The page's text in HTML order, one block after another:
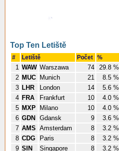
Top Ten Letiště
# Letiště Počet %
1 WAW Warszawa 74
29.8 %
2 MUC Munich 21
8.5 %
3 LHR London 14
5.6 %
4 FRA Frankfurt 10
4.0 %
5 MXP Milano 10
4.0 %
6 GDN Gdansk 9
3.6 %
7 AMS Amsterdam 8
3.2 %
8 CDG Paris 8
3.2 %
9 SIN Singapore 8
3.2 %